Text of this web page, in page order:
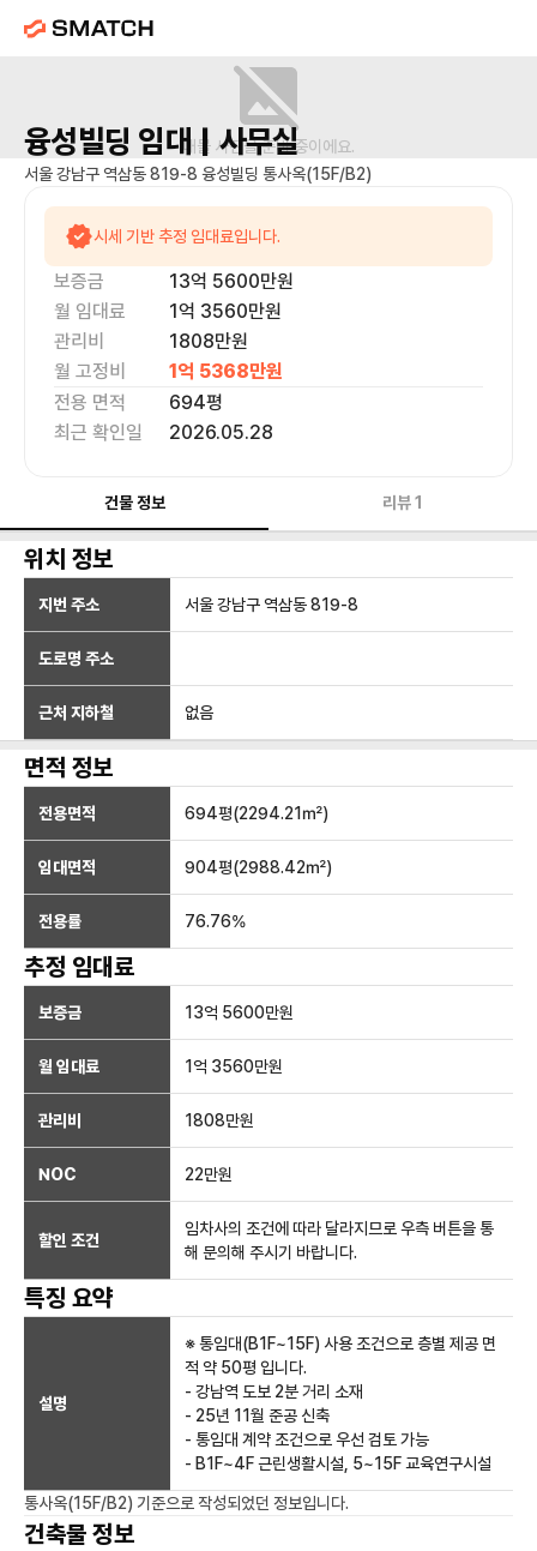
매물 사진을 준비 중이에요.
융성빌딩 임대 | 사무실
서울 강남구 역삼동 819-8 융성빌딩 통사옥(15F/B2)
시세 기반 추정 임대료입니다.
보증금 13억 5600만원
월 임대료
1억 3560만원
관리비
1808만원
월 고정비
1억 5368만원
전용 면적
694평
최근 확인일
2026.05.28
건물 정보 리뷰1
위치 정보
지번 주소 서울 강남구 역삼동 819-8
도로명 주소
근처 지하철 없음
면적 정보
전용면적 694평(2294.21㎡)
임대면적 904평(2988.42㎡)
전용률 76.76%
추정 임대료
보증금 13억 5600만원
월 임대료 1억 3560만원
관리비 1808만원
NOC 22만원
할인 조건
임차사의 조건에 따라 달라지므로 우측 버튼을 통
해 문의해 주시기 바랍니다.
특징 요약
설명
※ 통임대(B1F~15F) 사용 조건으로 층별 제공 면
적 약 50평 입니다.
- 강남역 도보 2분 거리 소재
- 25년 11월 준공 신축
- 통임대 계약 조건으로 우선 검토 가능
- B1F~4F 근린생활시설, 5~15F 교육연구시설
통사옥(15F/B2) 기준으로 작성되었던 정보입니다.
건축물 정보